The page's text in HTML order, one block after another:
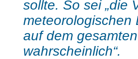
sollte. So sei „die
meteorologischen
auf dem
wahrscheinlich“.